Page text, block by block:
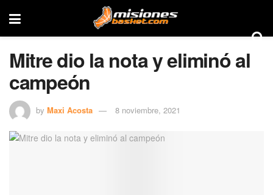
Mitre dio la nota y eliminó al
campeón
by Maxi Acosta 8 noviembre, 2021